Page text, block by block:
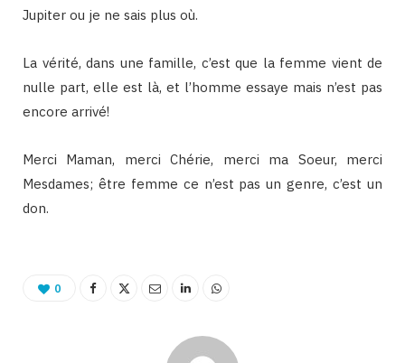
Jupiter ou je ne sais plus où.
La vérité, dans une famille, c’est que la femme vient de
nulle part, elle est là, et l’homme essaye mais n’est pas
encore arrivé!
Merci Maman, merci Chérie, merci ma Soeur, merci
Mesdames; être femme ce n’est pas un genre, c’est un
don.
0